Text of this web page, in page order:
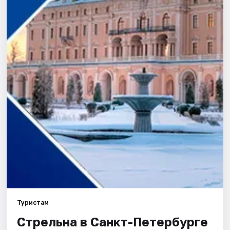
Города
Площадки
Артисты
Рейтинги
Туристам
Стрельна в Санкт-Петербурге